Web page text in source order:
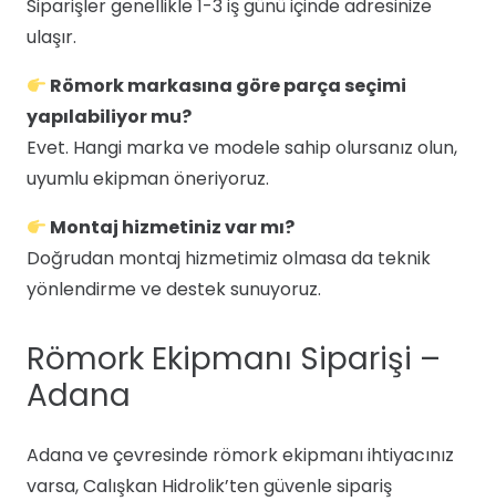
Siparişler genellikle 1-3 iş günü içinde adresinize
ulaşır.
Römork markasına göre parça seçimi
yapılabiliyor mu?
Evet. Hangi marka ve modele sahip olursanız olun,
uyumlu ekipman öneriyoruz.
Montaj hizmetiniz var mı?
Doğrudan montaj hizmetimiz olmasa da teknik
yönlendirme ve destek sunuyoruz.
Römork Ekipmanı Siparişi –
Adana
Adana ve çevresinde römork ekipmanı ihtiyacınız
varsa, Calışkan Hidrolik’ten güvenle sipariş